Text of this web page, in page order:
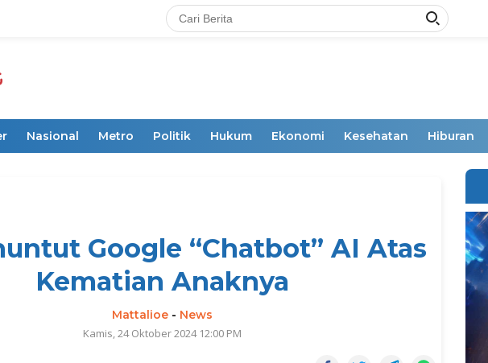
Nasional Metro Politik Hukum Ekonomi Kesehatan Hiburan
Google “Chatbot” AI Atas
Kematian Anaknya
Mattalioe- News
Kamis, 24 Oktober 2024 12:00 PM